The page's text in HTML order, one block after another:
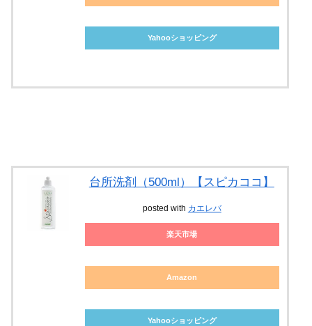
Yahooショッピング
台所洗剤（500ml）【スピカココ】
posted with カエレバ
楽天市場
Amazon
Yahooショッピング